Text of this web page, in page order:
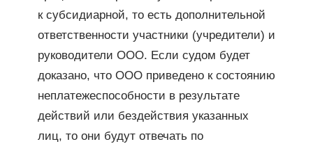
к субсидиарной, то есть дополнительной
ответственности участники (учредители) и
руководители ООО. Если судом будет
доказано, что ООО приведено к состоянию
неплатежеспособности в результате
действий или бездействия указанных
лиц, то они будут отвечать по